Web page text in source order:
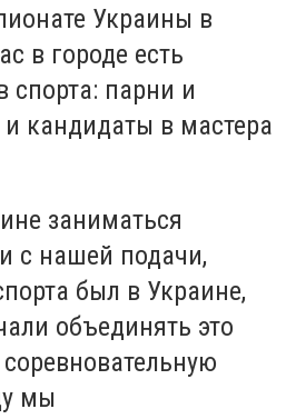
Украины в
в городе есть
спорта: парни и
кандидаты в мастера
заниматься
с нашей подачи,
был в Украине,
объединять это
мы